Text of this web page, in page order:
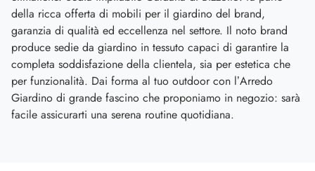
della ricca offerta di mobili per il giardino del brand,
garanzia di qualità ed eccellenza nel settore. Il noto brand
produce sedie da giardino in tessuto capaci di garantire la
completa soddisfazione della clientela, sia per estetica che
per funzionalità. Dai forma al tuo outdoor con l’Arredo
Giardino di grande fascino che proponiamo in negozio: sarà
facile assicurarti una serena routine quotidiana.